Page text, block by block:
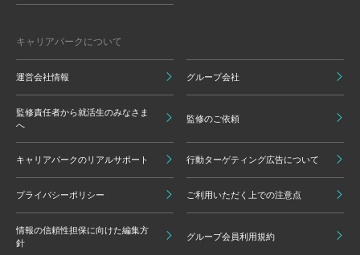
キャリアパークについて
運営会社情報 グループ会社
監修責任者から就活生のみなさま
へ
監修のご依頼
キャリアパークのリアルサポート 行動ターゲティング広告について
プライバシーポリシー ご利用いただく上での注意点
情報の信頼性担保に向けた編集方
針
グループ会員利用規約